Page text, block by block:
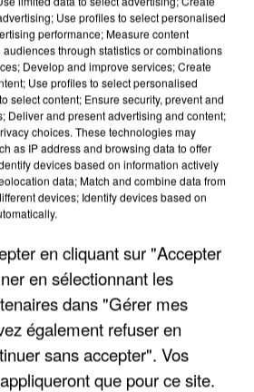
CANICULES, LES REFUGES
SONT...
Use profiles to select personalised
performance; Measure content
through statistics or combinations
Develop and improve services; Create
Use profiles to select personalised
select content; Ensure security, prevent and
Deliver and present advertising and content;
choices. These technologies may
as IP address and browsing data to offer
devices based on information actively
data; Match and combine data from
devices; Identify devices based on
en cliquant sur "Accepter
en sélectionnant les
dans "Gérer mes
également refuser en
sans accepter". Vos
que pour ce site.